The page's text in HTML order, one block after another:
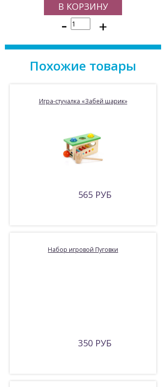
В КОРЗИНУ
- +
Похожие товары
Игра-стучалка «Забей шарик»
565 РУБ
Набор игровой Пуговки
350 РУБ